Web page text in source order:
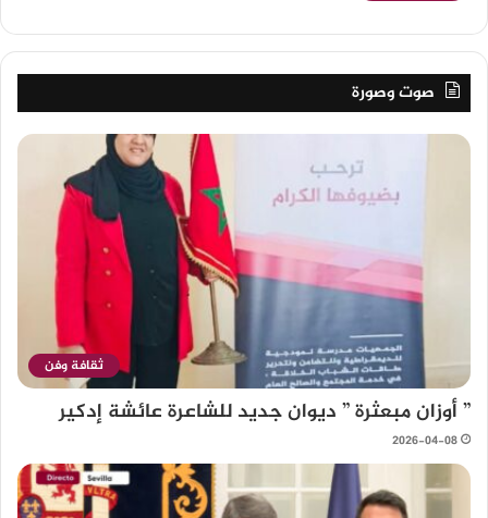
صوت وصورة
ثقافة وفن
” أوزان مبعثرة ” ديوان جديد للشاعرة عائشة إدكير
2026-04-08